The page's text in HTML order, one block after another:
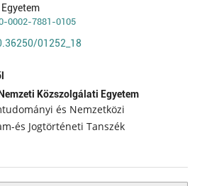
0002-7881-0105
01252_18
Nemzeti Közszolgálati Egyetem
és Nemzetközi
és Jogtörténeti Tanszék